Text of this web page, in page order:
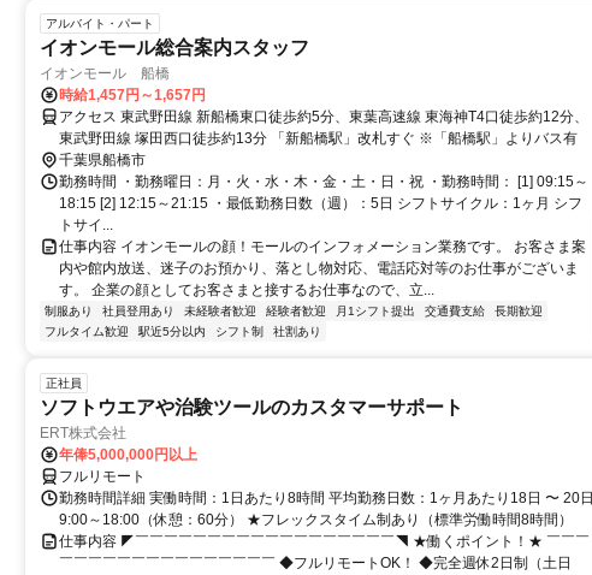
アルバイト・パート
イオンモール総合案内スタッフ
イオンモール 船橋
時給1,457円～1,657円
アクセス 東武野田線 新船橋東口徒歩約5分、東葉高速線 東海神T4口徒歩約12分、
東武野田線 塚田西口徒歩約13分 「新船橋駅」改札すぐ ※「船橋駅」よりバス有
千葉県船橋市
勤務時間 ・勤務曜日：月・火・水・木・金・土・日・祝 ・勤務時間： [1] 09:15～
18:15 [2] 12:15～21:15 ・最低勤務日数（週）：5日 シフトサイクル：1ヶ月 シフ
トサイ...
仕事内容 イオンモールの顔！モールのインフォメーション業務です。 お客さま案
内や館内放送、迷子のお預かり、落とし物対応、電話応対等のお仕事がございま
す。 企業の顔としてお客さまと接するお仕事なので、立...
制服あり 社員登用あり 未経験者歓迎 経験者歓迎 月1シフト提出 交通費支給
長期歓迎
フルタイム歓迎
駅近5分以内 シフト制 社割あり
正社員
ソフトウエアや治験ツールのカスタマーサポート
ERT株式会社
年俸5,000,000円以上
フルリモート
勤務時間詳細 実働時間：1日あたり8時間 平均勤務日数：1ヶ月あたり18日 〜 20日
9:00～18:00（休憩：60分） ★フレックスタイム制あり（標準労働時間8時間）
仕事内容 ◤￣￣￣￣￣￣￣￣￣￣￣￣￣￣￣￣￣￣◥ ★働くポイント！★ ￣￣￣
￣￣￣￣￣￣￣￣￣￣￣￣￣￣￣ ◆フルリモートOK！ ◆完全週休2日制（土日